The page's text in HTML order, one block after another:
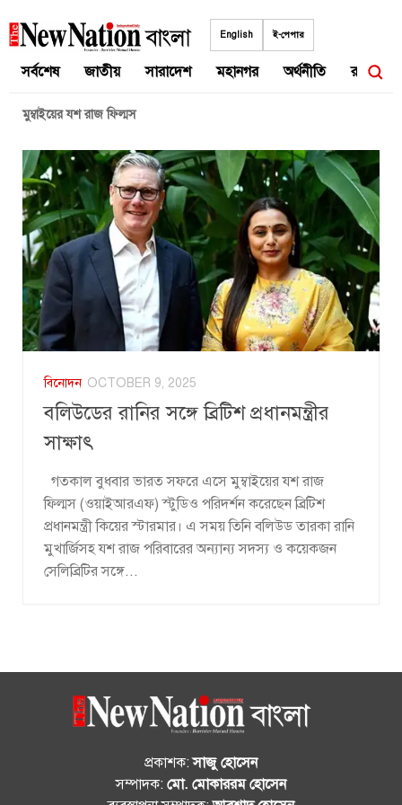
to
English ই-পেপার
সর্বশেষ জাতীয় সারাদেশ মহানগর অর্থনীতি রাজনীতি
মুম্বাইয়ের যশ রাজ ফিল্মস
বিনোদন OCTOBER 9, 2025
বলিউডের রানির সঙ্গে ব্রিটিশ প্রধানমন্ত্রীর
সাক্ষাৎ
গতকাল বুধবার ভারত সফরে এসে মুম্বাইয়ের যশ রাজ
ফিল্মস (ওয়াইআরএফ) স্টুডিও পরিদর্শন করেছেন ব্রিটিশ
প্রধানমন্ত্রী কিয়ের স্টারমার। এ সময় তিনি বলিউড তারকা রানি
মুখার্জিসহ যশ রাজ পরিবারের অন্যান্য সদস্য ও কয়েকজন
সেলিব্রিটির সঙ্গে...
প্রকাশক:সাজু হোসেন
সম্পাদক: মো. মোকাররম হোসেন